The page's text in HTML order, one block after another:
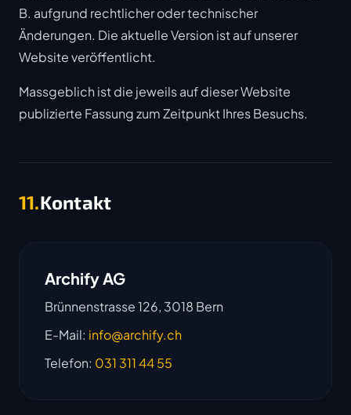
B. aufgrund rechtlicher oder technischer
Änderungen. Die aktuelle Version ist auf unserer
Website veröffentlicht.
Massgeblich ist die jeweils auf dieser Website
publizierte Fassung zum Zeitpunkt Ihres Besuchs.
11.Kontakt
Archify AG
Brünnenstrasse 126, 3018 Bern
E-Mail: info@archify.ch
Telefon: 031 311 44 55